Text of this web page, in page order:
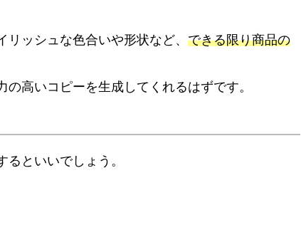
ッシュな色合いや形状など、 できる限り商品の
高いコピーを生成してくれるはずです。
といいでしょう。